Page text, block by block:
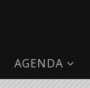
AGENDA